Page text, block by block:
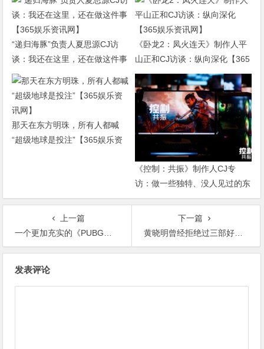
“递归海豚”负责人夏思源CJ访
谈：我还在这里，还在做这件事
【365娱乐资讯网】
《卧龙2：凤火连天》制作人平
山正和CJ访谈：纵向深化【365
娱乐资讯网】
那天在东方明珠，所有人都喊
“超级地球是投注”【365娱乐资
《控制：共振》制作人CJ专
访：做一些独特、没人见过的东
西【365娱乐资讯网】
上一篇
一个更加充实的《PUBG》正在诞生【365娱乐资讯网】
下一篇
黄晓明曾经拒绝过三部好作品，网友吐槽：演技不错，就是没眼光【365娱乐资讯网】
发表评论